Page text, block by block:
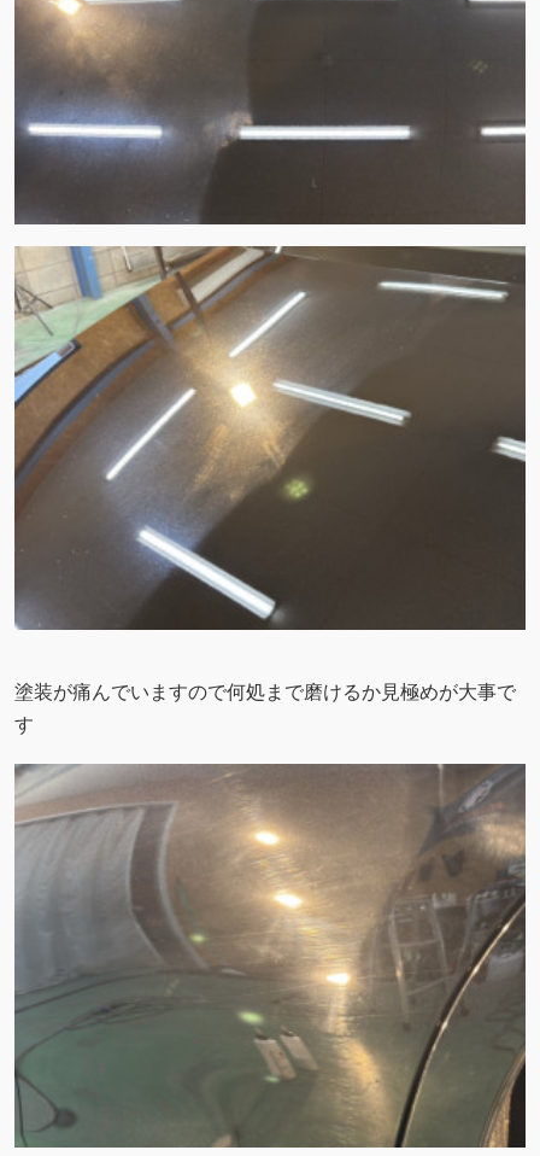
塗装が痛んでいますので何処まで磨けるか見極めが大事で
す